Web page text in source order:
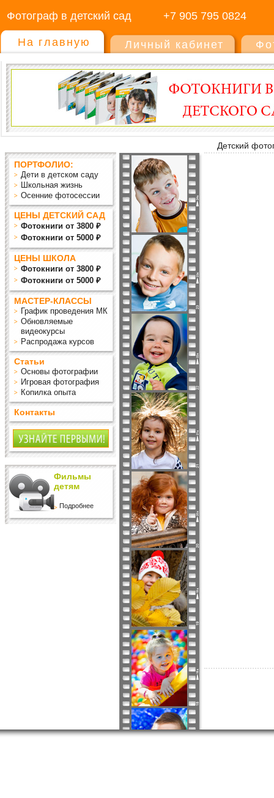
Фотограф в детский сад +7 905 795 0824
На главную Личный кабинет
Детский
ПОРТФОЛИО:
Дети в детском саду
Школьная жизнь
Осенние фотосессии
ЦЕНЫ ДЕТСКИЙ САД
Фотокниги от 3800 ₽
Фотокниги от 5000 ₽
ЦЕНЫ ШКОЛА
Фотокниги от 3800 ₽
Фотокниги от 5000 ₽
МАСТЕР-КЛАССЫ
График проведения МК
Обновляемые
видеокурсы
Распродажа курсов
Статьи
Основы фотографии
Игровая фотография
Копилка опыта
Контакты
Фильмы
детям
Подробнее